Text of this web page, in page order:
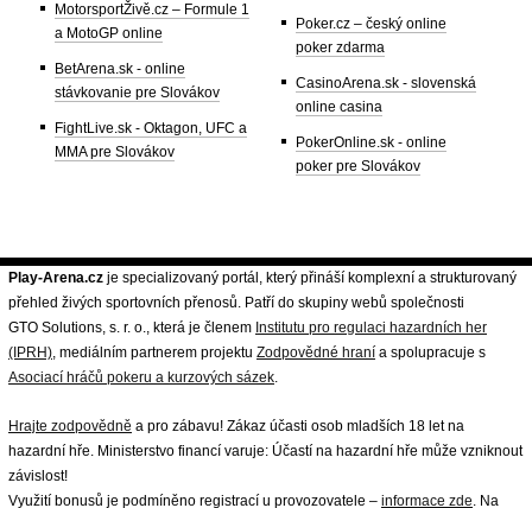
MotorsportŽivě.cz – Formule 1
a MotoGP online
BetArena.sk - online
stávkovanie pre Slovákov
FightLive.sk - Oktagon, UFC a
MMA pre Slovákov
Poker.cz – český online
poker zdarma
CasinoArena.sk - slovenská
online casina
PokerOnline.sk - online
poker pre Slovákov
Play-Arena.cz je specializovaný portál, který přináší komplexní a strukturovaný
přehled živých sportovních přenosů. Patří do skupiny webů společnosti
GTO Solutions, s. r. o., která je členem Institutu pro regulaci hazardních her
(IPRH), mediálním partnerem projektu Zodpovědné hraní a spolupracuje s
Asociací hráčů pokeru a kurzových sázek.
Hrajte zodpovědně a pro zábavu! Zákaz účasti osob mladších 18 let na
hazardní hře. Ministerstvo financí varuje: Účastí na hazardní hře může vzniknout
závislost!
Využití bonusů je podmíněno registrací u provozovatele – informace zde. Na